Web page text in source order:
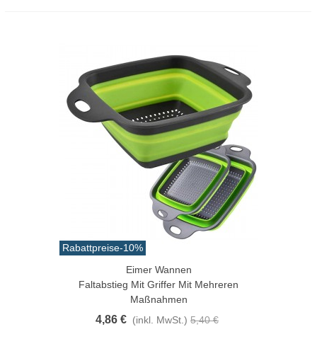
Rabattpreise-10%
Eimer Wannen
Faltabstieg Mit Griffer Mit Mehreren
Maßnahmen
4,86 € (inkl. MwSt.) 5,40 €